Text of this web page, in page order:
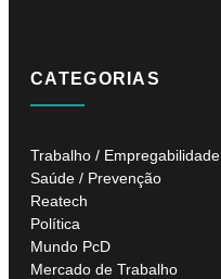
CATEGORIAS
Trabalho / Empregabilidade
Saúde / Prevenção
Reatech
Política
Mundo PcD
Mercado de Trabalho